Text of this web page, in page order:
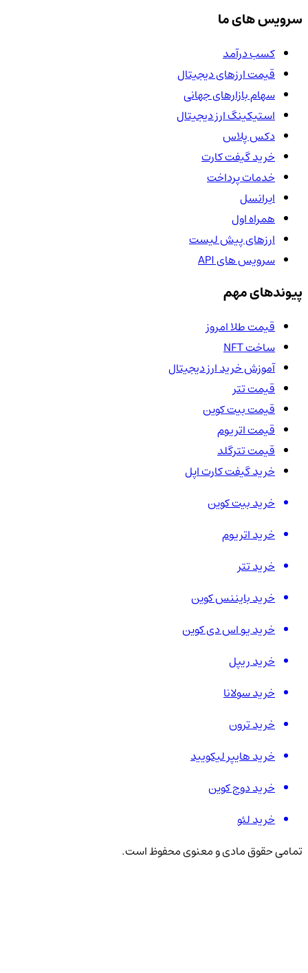
سرویس های ما
کسب درآمد
قیمت ارزهای دیجیتال
سهام بازارهای جهانی
استیکینگ ارز دیجیتال
دکس پلاس
خرید گیفت کارت
خدمات پرداخت
ایرانسل
همراه اول
ارزهای پیش لیست
سرویس های API
پیوندهای مهم
قیمت طلا امروز
ساخت NFT
آموزش خرید ارز دیجیتال
قیمت تتر
قیمت بیت کوین
قیمت اتریوم
قیمت تترگلد
خرید گیفت کارت اپل
خرید بیت کوین
خرید اتریوم
خرید تتر
خرید بایننس کوین
خرید یو اس دی کوین
خرید ریپل
خرید سولانا
خرید ترون
خرید هایپر لیکویید
خرید دوج کوین
خرید لئو
تمامی حقوق مادی و معنوی محفوظ است.